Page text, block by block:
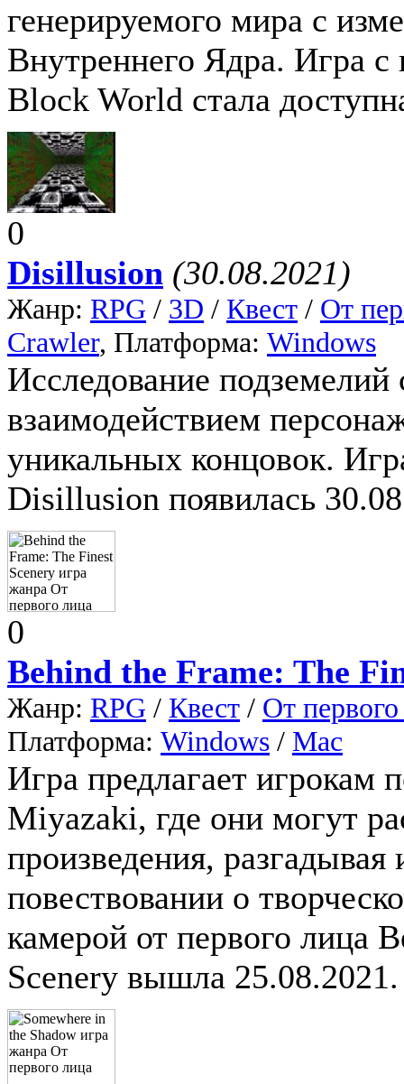
генерируемого мира с
Внутреннего Ядра. Игра с
Block World стала
0
Disillusion (30.08.2021)
Жанр: RPG / 3D / Квест / От
Crawler, Платформа: Windows
Исследование
взаимодействием
уникальных концовок.
Disillusion появилась
0
Behind the Frame: The
Жанр: RPG / Квест / От
Платформа: Windows / Mac
Игра предлагает игрокам
Miyazaki, где они могут
произведения,
повествовании о
камерой от первого лица
Scenery вышла 25.08.2021.